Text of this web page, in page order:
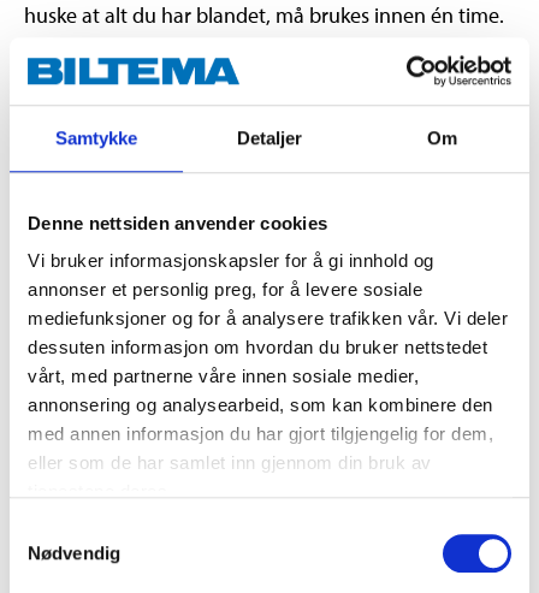
Samtykke Detaljer Om
Denne nettsiden anvender cookies
Vi bruker informasjonskapsler for å gi innhold og
annonser et personlig preg, for å levere sosiale
mediefunksjoner og for å analysere trafikken vår. Vi deler
dessuten informasjon om hvordan du bruker nettstedet
vårt, med partnerne våre innen sosiale medier,
annonsering og analysearbeid, som kan kombinere den
med annen informasjon du har gjort tilgjengelig for dem,
eller som de har samlet inn gjennom din bruk av
Nødvendig
huske at alt du har blandet, må brukes innen én time.
Hvis du blander opptil 1 kg:
Bland for hånd
med en rørepinne.
Mengde på over 1 kg:Bland materialet med en
maskinblander eller en drill på lavt turtall med
Husk også å bruke sprutbeskyttelse, slik at du
ikke søler på klær og øyne.
Bland malingen grundig, slik at du oppnår korrekt
herding og funksjonalitet. Du finner mer informasjon
om blanding av malingen på emballasjen. Da er du
helt trygg.